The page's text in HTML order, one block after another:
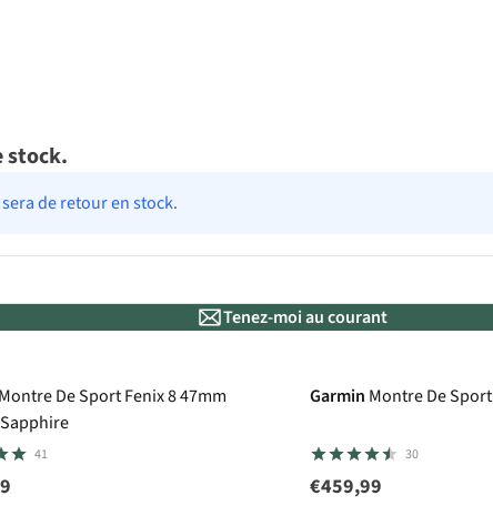
stock.
de retour en stock.
Tenez-moi au courant
Montre De Sport Fenix 8 47mm
41
Garmin Montre De
30
€459,99